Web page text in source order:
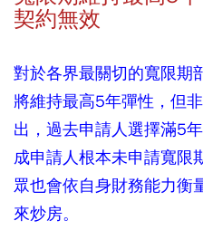
契約無效
對於各界最關切的寬限期
將維持最高5年彈性，但
出，過去申請人選擇滿5
成申請人根本未申請寬限
眾也會依自身財務能力衡
來炒房。